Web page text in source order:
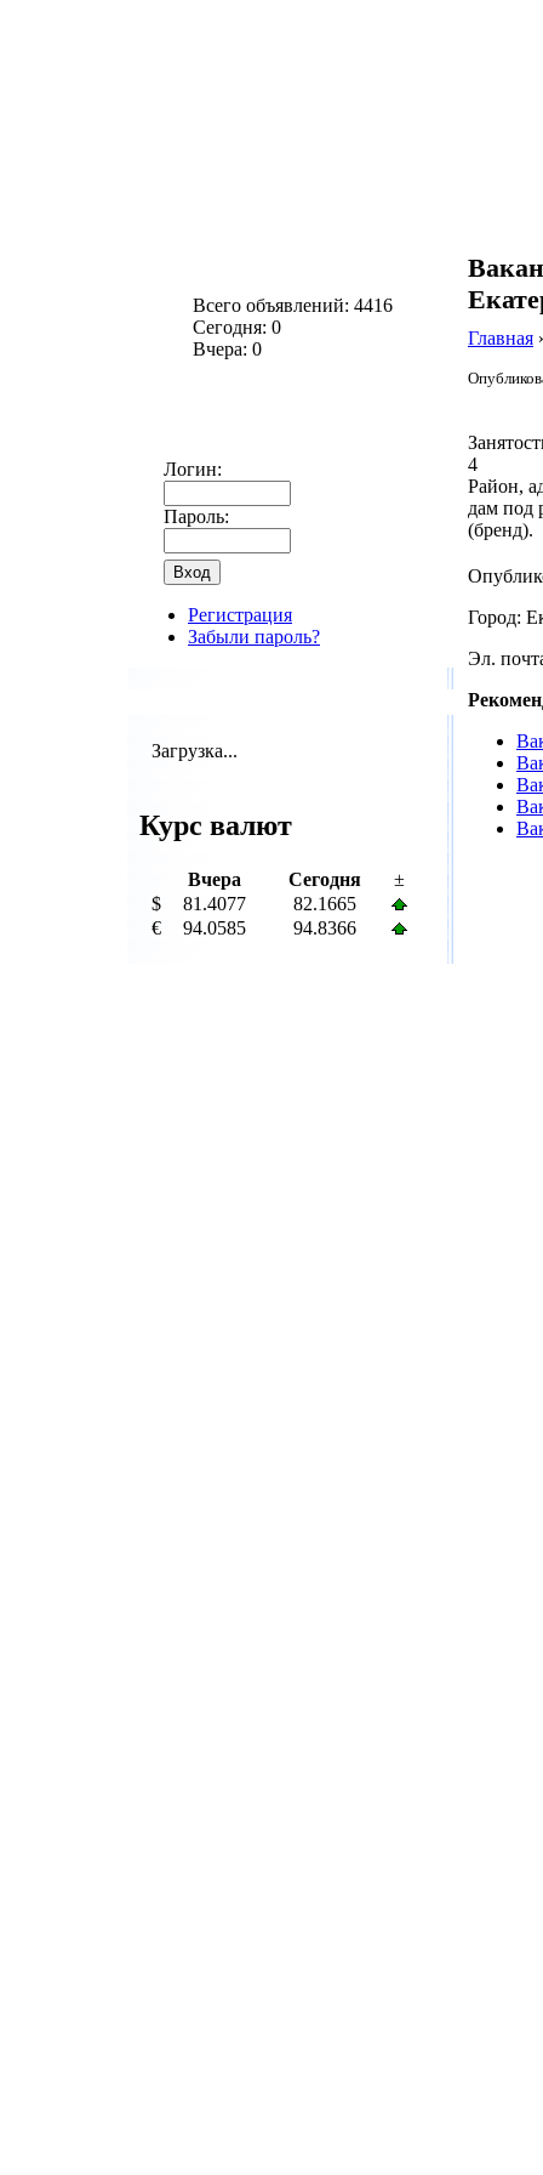
Всего объявлений: 4416
Сегодня: 0
Вчера: 0
Логин:
Пароль:
Регистрация
Забыли пароль?
Загрузка...
Курс валют
Вчера Сегодня
±
$
81.4077
82.1665
€
94.0585 94.8366
Главная
4
Район,
дам под
(бренд).
Город:
Эл.